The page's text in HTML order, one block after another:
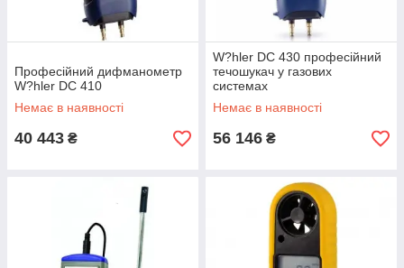
Професійний дифманометр
W?hler DС 410
Немає в наявності
40 443 ₴
W?hler DС 430 професійний
течошукач у газових
системах
Немає в наявності
56 146 ₴